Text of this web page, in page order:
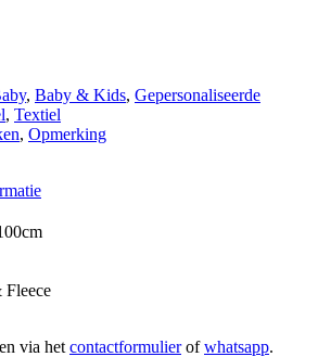
, Baby & Kids, Gepersonaliseerde
, Textiel
, Opmerking
Fleece
via het contactformulierofwhatsapp.